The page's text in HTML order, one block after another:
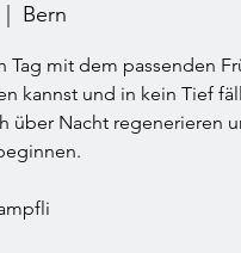
Bern
Tag mit dem passenden
kannst und in kein Tief
über Nacht regenerieren